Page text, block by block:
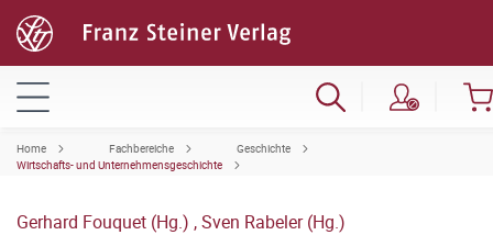
Home Fachbereiche
Geschichte
Wirtschafts- und Unternehmensgeschichte
Gerhard Fouquet (Hg.) ,Sven Rabeler (Hg.)